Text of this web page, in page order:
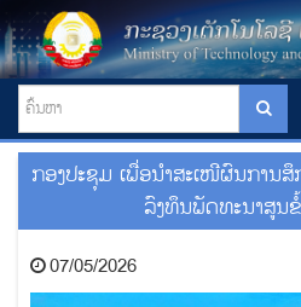
ກອງປະຊຸມ ເພື່ອນຳສະເໜີຜົນການ
ລົງທຶນພັດທະນາສູນ
07/05/2026